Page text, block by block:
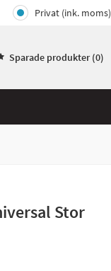
Privat (ink. moms)
Sparade produkter (0)
Stor